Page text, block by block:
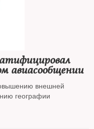
авиасообщении
внешней
географии